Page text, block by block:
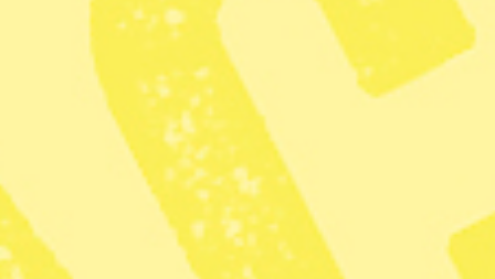
2015 startade vi Sveriges första frihetliga
gröna nyhetsmagasin. Ett magasin för alla
som vill se ett demokratiskt, fritt,
solidariskt och hållbart samhälle bortom